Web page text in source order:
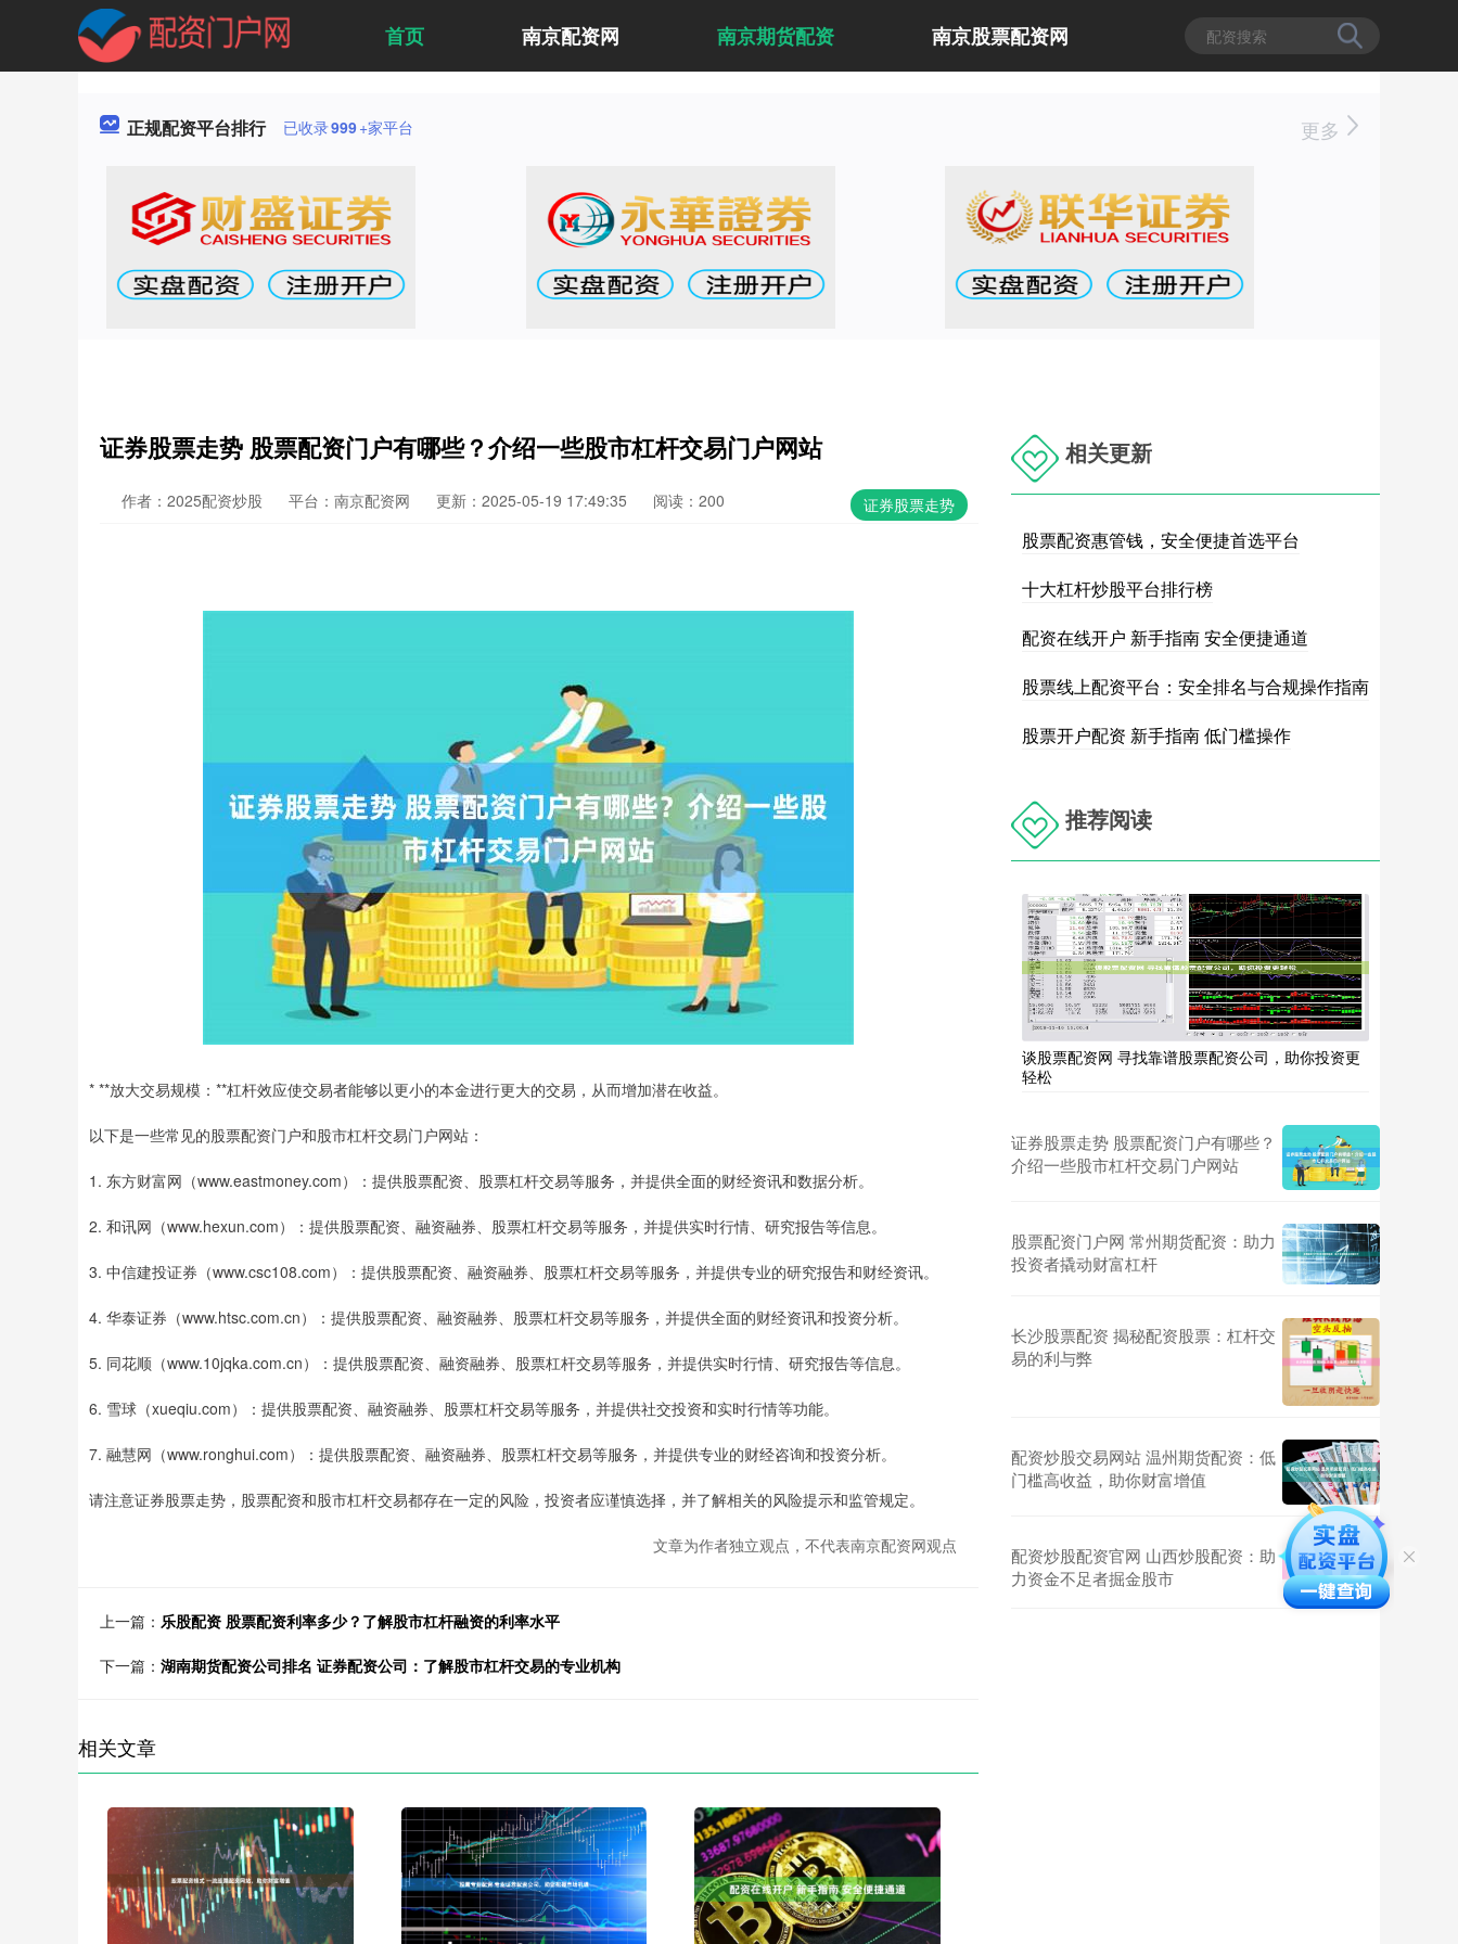
首页 南京配资网 南京期货配资 南京股票配资网
正规配资平台排行 已收录999+家平台 更多
证券股票走势 股票配资门户有哪些？介绍一些股市杠杆交易门户网站
证券股票走势
作者：2025配资炒股 平台：南京配资网 更新：2025-05-19 17:49:35 阅读：200
* **放大交易规模：**杠杆效应使交易者能够以更小的本金进行更大的交易，从而增加潜在收益。
以下是一些常见的股票配资门户和股市杠杆交易门户网站：
1. 东方财富网（www.eastmoney.com）：提供股票配资、股票杠杆交易等服务，并提供全面的财经资讯和数据分析。
2. 和讯网（www.hexun.com）：提供股票配资、融资融券、股票杠杆交易等服务，并提供实时行情、研究报告等信息。
3. 中信建投证券（www.csc108.com）：提供股票配资、融资融券、股票杠杆交易等服务，并提供专业的研究报告和财经资讯。
4. 华泰证券（www.htsc.com.cn）：提供股票配资、融资融券、股票杠杆交易等服务，并提供全面的财经资讯和投资分析。
5. 同花顺（www.10jqka.com.cn）：提供股票配资、融资融券、股票杠杆交易等服务，并提供实时行情、研究报告等信息。
6. 雪球（xueqiu.com）：提供股票配资、融资融券、股票杠杆交易等服务，并提供社交投资和实时行情等功能。
7. 融慧网（www.ronghui.com）：提供股票配资、融资融券、股票杠杆交易等服务，并提供专业的财经咨询和投资分析。
请注意证券股票走势，股票配资和股市杠杆交易都存在一定的风险，投资者应谨慎选择，并了解相关的风险提示和监管规定。
文章为作者独立观点，不代表南京配资网观点
上一篇： 乐股配资 股票配资利率多少？了解股市杠杆融资的利率水平
下一篇： 湖南期货配资公司排名 证券配资公司：了解股市杠杆交易的专业机构
相关文章
相关更新
股票配资惠管钱，安全便捷首选平台
十大杠杆炒股平台排行榜
配资在线开户 新手指南 安全便捷通道
股票线上配资平台：安全排名与合规操作指南
股票开户配资 新手指南 低门槛操作
推荐阅读
谈股票配资网 寻找靠谱股票配资公司，助你投资更
轻松
证券股票走势 股票配资门户有哪些？
介绍一些股市杠杆交易门户网站
股票配资门户网 常州期货配资：助力
投资者撬动财富杠杆
长沙股票配资 揭秘配资股票：杠杆交
易的利与弊
配资炒股交易网站 温州期货配资：低
门槛高收益，助你财富增值
配资炒股配资官网 山西炒股配资：助
力资金不足者掘金股市